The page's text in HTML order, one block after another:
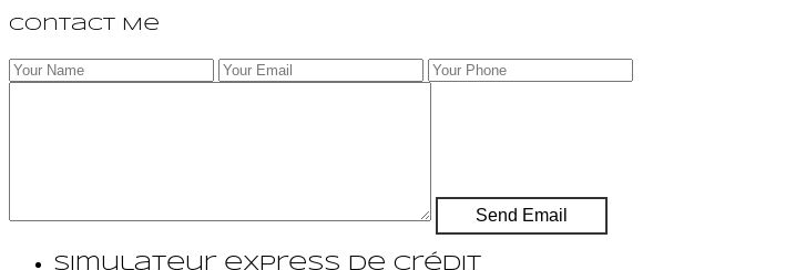
Contact Me
Simulateur express de crédit